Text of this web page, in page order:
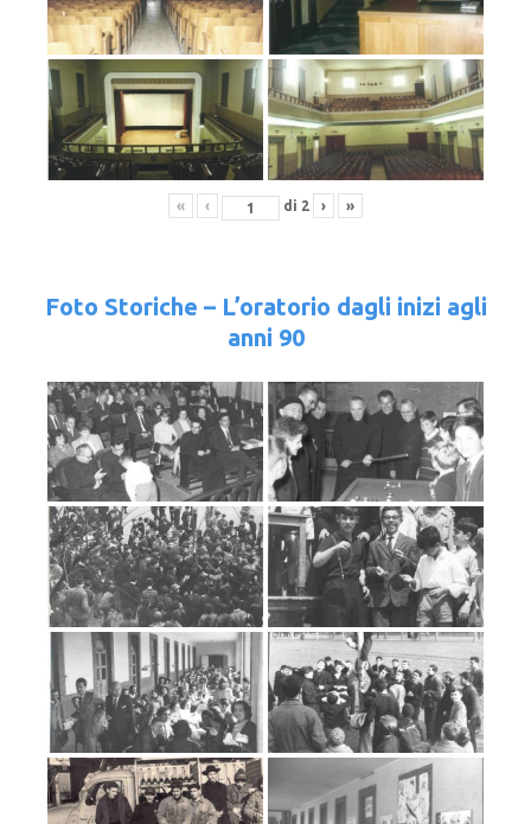
« ‹ di 2 › »
Foto Storiche – L’oratorio dagli inizi agli
anni 90